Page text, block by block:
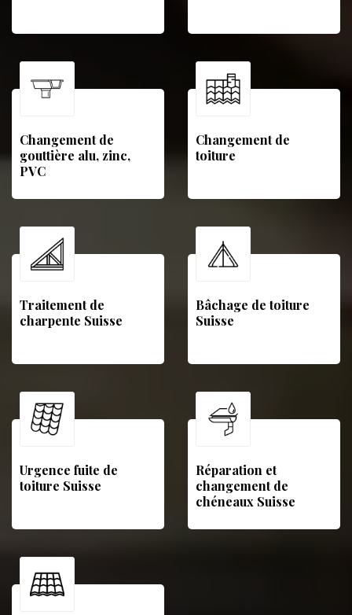
Changement de
gouttière alu, zinc,
PVC
Changement de
toiture
Traitement de
charpente Suisse
Bâchage de toiture
Suisse
Urgence fuite de
toiture Suisse
Réparation et
changement de
chéneaux Suisse